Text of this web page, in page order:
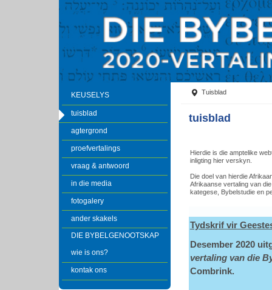
Tuisblad
tuisblad
Hierdie is die amptelike
inligting hier verskyn.
Die doel van hierdie
Afrikaanse vertaling van
kategese, Bybelstudie en
Tydskrif vir
Desember 2020
vertaling van die
Combrink.
KEUSELYS
tuisblad
agtergrond
proefvertalings
vraag & antwoord
in die media
fotogalery
ander skakels
DIE BYBELGENOOTSKAP
wie is ons?
kontak ons